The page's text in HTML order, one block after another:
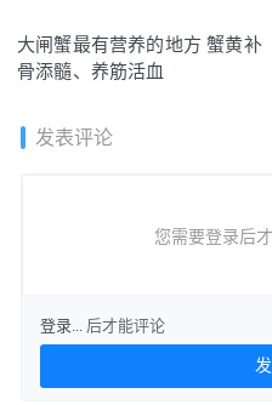
大闸蟹最有营养的地方 蟹黄补
骨添髓、养筋活血
发表评论
您需要登录后
登录... 后才能评论